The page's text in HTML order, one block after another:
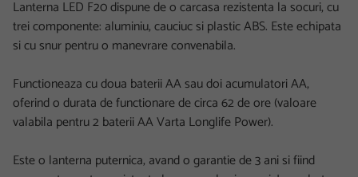
Lanterna LED F20 dispune de o carcasa rezistenta la socuri, cu
trei componente: aluminiu, cauciuc si plastic ABS. Este echipata
si cu snur pentru o manevrare convenabila.
Functioneaza cu doua baterii AA sau doi acumulatori AA,
oferind o durata de functionare de circa 62 de ore (valoare
valabila pentru 2 baterii AA Varta Longlife Power).
Este o lanterna puternica, avand o garantie de 3 ani si fiind